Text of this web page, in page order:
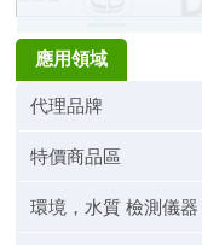
應用領域
代理品牌
特價商品區
環境，水質 檢測儀器